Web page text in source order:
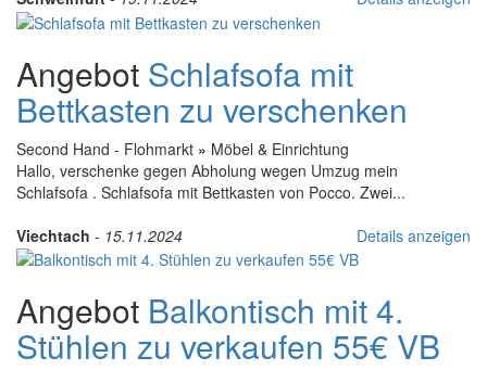
Angebot Schlafsofa mit
Bettkasten zu verschenken
Second Hand - Flohmarkt » Möbel & Einrichtung
Hallo, verschenke gegen Abholung wegen Umzug mein
Schlafsofa . Schlafsofa mit Bettkasten von Pocco. Zwei...
Viechtach - 15.11.2024 Details anzeigen
Angebot Balkontisch mit 4.
Stühlen zu verkaufen 55€ VB